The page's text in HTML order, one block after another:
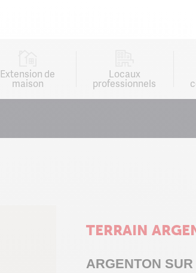
Extension de
maison
Locaux
professionnels
TERRAIN
ARGENTON